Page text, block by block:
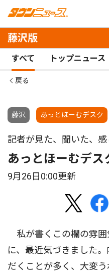
藤沢版
すべて トップニュース
戻る
藤沢 あっとほーむデスク
記者が見た、聞いた、感
あっとほーむデス
9月26日0:00更新
私が書くこの欄の雰囲
に、最近気づきました
だくことが多く、大変